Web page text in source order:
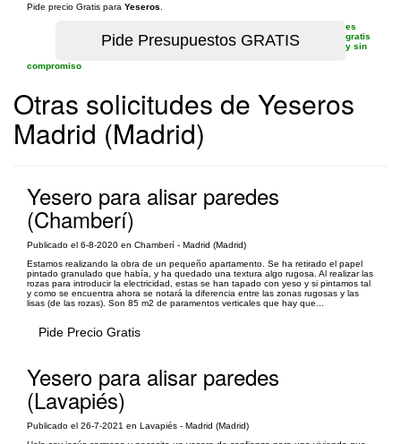
Pide precio Gratis para Yeseros
es
gratis
y sin
compromiso
Otras solicitudes de Yeseros
Madrid (Madrid)
Yesero para alisar paredes
(Chamberí)
Publicado el 6-8-2020 en Chamberí - Madrid (Madrid)
Estamos realizando la obra de un pequeño apartamento. Se ha retirado el papel
pintado granulado que había, y ha quedado una textura algo rugosa. Al realizar las
rozas para introducir la electricidad, estas se han tapado con yeso y si pintamos tal
y como se encuentra ahora se notará la diferencia entre las zonas rugosas y las
lisas (de las rozas). Son 85 m2 de paramentos verticales que hay que...
Pide Precio Gratis
Yesero para alisar paredes
(Lavapiés)
Publicado el 26-7-2021 en Lavapiés - Madrid (Madrid)